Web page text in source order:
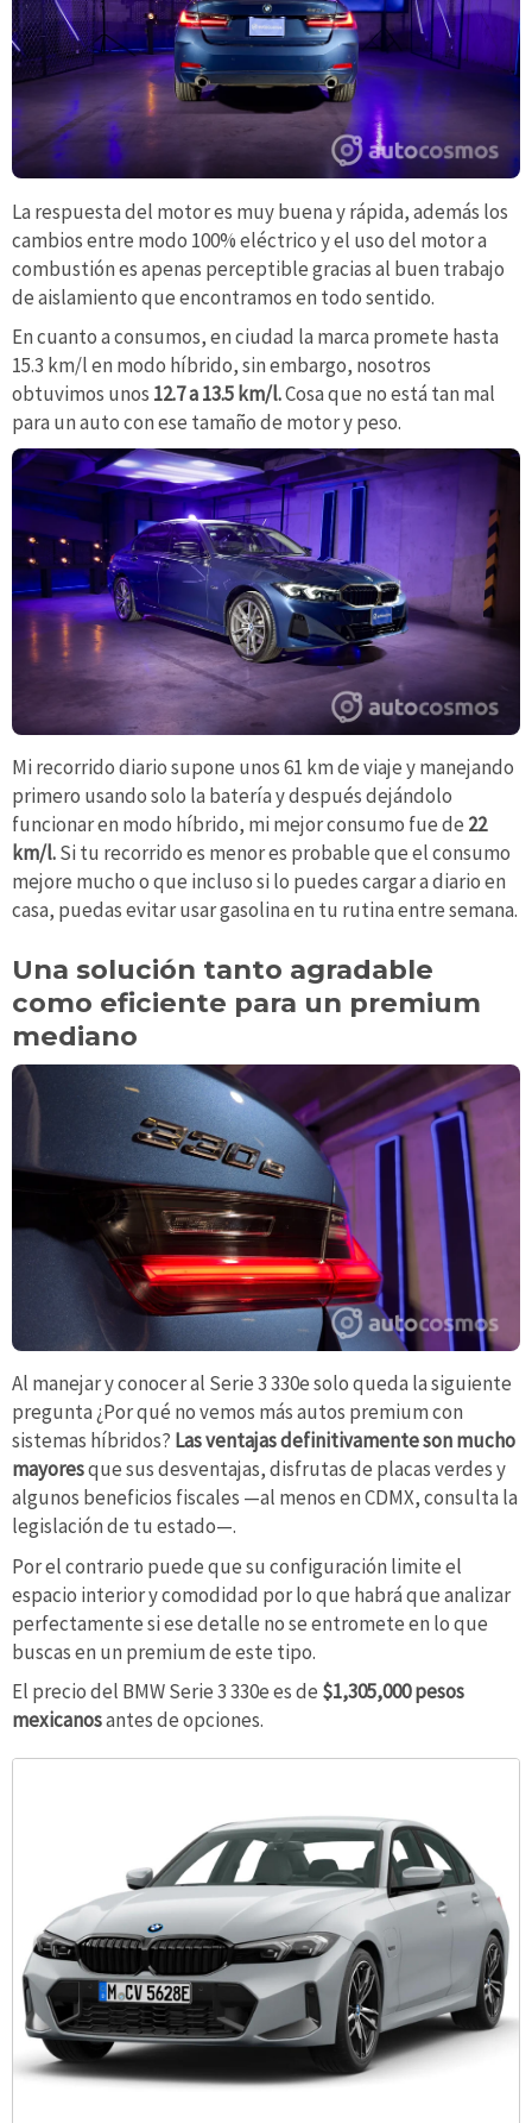
La respuesta del motor es muy buena y rápida, además los
cambios entre modo 100% eléctrico y el uso del motor a
combustión es apenas perceptible gracias al buen trabajo
de aislamiento que encontramos en todo sentido.
En cuanto a consumos, en ciudad la marca promete hasta
15.3 km/l en modo híbrido, sin embargo, nosotros
obtuvimos unos 12.7 a 13.5 km/l.Cosa que no está tan mal
para un auto con ese tamaño de motor y peso.
Mi recorrido diario supone unos 61 km de viaje y manejando
primero usando solo la batería y después dejándolo
funcionar en modo híbrido, mi mejor consumo fue de 22
km/l.Si tu recorrido es menor es probable que el consumo
mejore mucho o que incluso si lo puedes cargar a diario en
casa, puedas evitar usar gasolina en tu rutina entre semana.
Una solución tanto agradable
como eficiente para un premium
mediano
Al manejar y conocer al Serie 3 330e solo queda la siguiente
pregunta ¿Por qué no vemos más autos premium con
sistemas híbridos? Las ventajas definitivamente son mucho
mayoresque sus desventajas, disfrutas de placas verdes y
algunos beneficios fiscales —al menos en CDMX, consulta la
legislación de tu estado—.
Por el contrario puede que su configuración limite el
espacio interior y comodidad por lo que habrá que analizar
perfectamente si ese detalle no se entromete en lo que
buscas en un premium de este tipo.
El precio del BMW Serie 3 330e es de $1,305,000 pesos
mexicanosantes de opciones.